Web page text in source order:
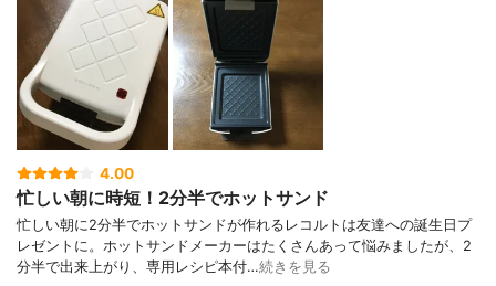
4.00
忙しい朝に時短！2分半でホットサンド
忙しい朝に2分半でホットサンドが作れるレコルトは友達への誕生日プ
レゼントに。ホットサンドメーカーはたくさんあって悩みましたが、2
分半で出来上がり、専用レシピ本付…続きを見る